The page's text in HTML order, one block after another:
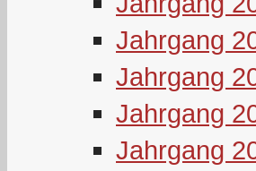
Jahrgang
Jahrgang
Jahrgang
Jahrgang